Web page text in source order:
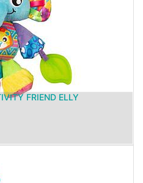
FRIEND ELLY